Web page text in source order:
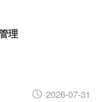
理
2026-07-31